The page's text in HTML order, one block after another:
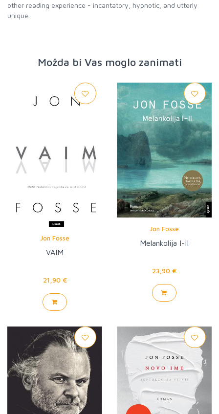
other reading experience - incantatory, hypnotic, and utterly
unique.
Možda bi Vas moglo zanimati
Jon Fosse
VAIM
21,90 €
Jon Fosse
Melankolija I-II
23,90 €